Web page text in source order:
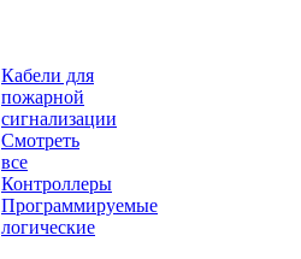
Кабели для
пожарной
сигнализации
Смотреть
все
Контроллеры
Программируемые
логические